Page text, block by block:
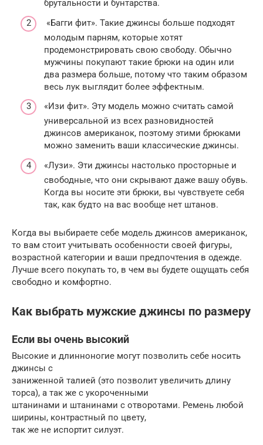
брутальности и бунтарства.
«Багги фит». Такие джинсы больше подходят
молодым парням, которые хотят
продемонстрировать свою свободу. Обычно
мужчины покупают такие брюки на один или
два размера больше, потому что таким образом
весь лук выглядит более эффектным.
«Изи фит». Эту модель можно считать самой
универсальной из всех разновидностей
джинсов американок, поэтому этими брюками
можно заменить ваши классические джинсы.
«Лузи». Эти джинсы настолько просторные и
свободные, что они скрывают даже вашу обувь.
Когда вы носите эти брюки, вы чувствуете себя
так, как будто на вас вообще нет штанов.
Когда вы выбираете себе модель джинсов американок,
то вам стоит учитывать особенности своей фигуры,
возрастной категории и ваши предпочтения в одежде.
Лучше всего покупать то, в чем вы будете ощущать себя
свободно и комфортно.
Как выбрать мужские джинсы по размеру
Если вы очень высокий
Высокие и длинноногие могут позволить себе носить
джинсы с
заниженной талией (это позволит увеличить длину
торса), а так же с укороченными
штанинами и штанинами с отворотами. Ремень любой
ширины, контрастный по цвету,
так же не испортит силуэт.